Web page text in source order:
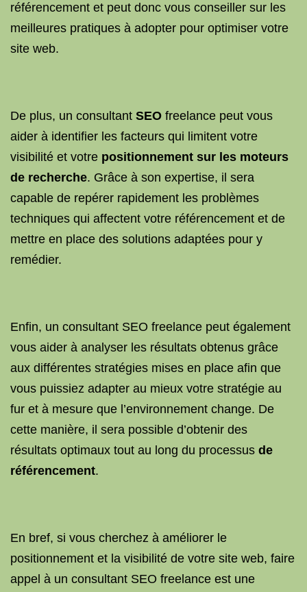
référencement et peut donc vous conseiller sur les
meilleures pratiques à adopter pour optimiser votre
site web.
De plus, un consultant SEO freelance peut vous
aider à identifier les facteurs qui limitent votre
visibilité et votre positionnement sur les moteurs
de recherche. Grâce à son expertise, il sera
capable de repérer rapidement les problèmes
techniques qui affectent votre référencement et de
mettre en place des solutions adaptées pour y
remédier.
Enfin, un consultant SEO freelance peut également
vous aider à analyser les résultats obtenus grâce
aux différentes stratégies mises en place afin que
vous puissiez adapter au mieux votre stratégie au
fur et à mesure que l’environnement change. De
cette manière, il sera possible d’obtenir des
résultats optimaux tout au long du processus de
référencement.
En bref, si vous cherchez à améliorer le
positionnement et la visibilité de votre site web, faire
appel à un consultant SEO freelance est une